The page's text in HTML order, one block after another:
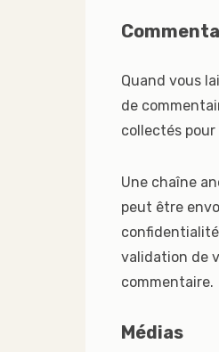
Quand vous
de
collectés
Une chaîne
peut être
validation de
commentaire.
Médias